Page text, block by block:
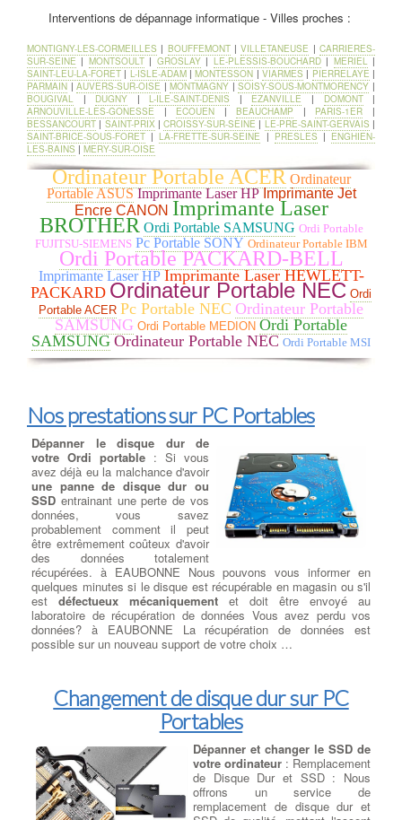
mère. à EAUBONNE Nous rajoutons vos données récupérées
déterminés.
Dépanner ou remplacer votre
carte mère: Elément majeur d'un
PC de bureau à EAUBONNE, sur
laquelle votreprocesseur, carte
graphique, barrette mémoireet
autres composants viennent se
greffer, la carte mère doit répondre
à plusieurs critères selon la
configuration de votre ordinateur à
EAUBONNE et les logiciels installés. Nous devonschoisir la
meilleure carte mère gamerou bureautique pour processeur
Intel ou processeur AMD parmi les plus grandes marques à
EAUBONNE :ASUS, GIGABYTE, MSI. Une bonne carte mère
est celle qui correspond à votre besoin : son format (mini-ITX,
micro-ATX, ou encore ATX), son évolutivité (USB 3.1, USB 3.0,
SATA III, PCI-express 2.0, etc.) ou son prix (de la carte mère
petit prix à la plus haut de gamme).
Remplacer un ventilateur pour
CPU Ventirad:Changement
commencera à émettre d'étranges
bruits de grincement ou des
vibrations en vitesse de pointe.
Parfois, il n'y a aucun
avertissement et un ventilateur s'arrête silencieusement. Si l'un
des ventilateurs s'est arrêté, vérifiez qu'il est connecté. à
EAUBONNE Si le ventilateur est connecté et ne tourne toujours
pas, il doit être remplacé. Le ventilateur d'évacuation est monté à
l'arrière du boîtier pour évacuer l'air chaud. Les ventilateurs
d'extraction peuvent également être montés sur le dessus du
boîtier, tandis que les ventilateurs d'admission sont généralement
montés sur le devant ou sur les côtés. à EAUBONNE Si tous les
ventilateurs de votre système fonctionnent, mais que le système
fonctionne à chaud ou est instable, vous pouvez ajouter d'autres
ventilateurs. Si votre boîtier ne peut plus supporter de
ventilateurs ou devient trop fort, envisagez un refroidissement
liquide .
barettes mémoires
:Ajout
Barrettes Mémoires: Toujours
plus gourmand en ressources, les
logiciels et jeux récents sont de
véritables consommateurs de
mémoire. Pour donner un bon
coup de souffle à votre PC , votre
Mac ou votre PC portable, augmentez la taille de la mémoire
vive de votre ordinateur . à EAUBONNE De la mémoire vive 1
Go à 128 Go de 400 MHz à 4333 MHz, les meilleures barrettes
Interventions de dépannage informatique - Villes proches :
MONTIGNY-LES-CORMEILLES | BOUFFEMONT|VILLETANEUSE |CARRIERES-
SUR-SEINE | MONTSOULT| GROSLAY| LE-PLESSIS-BOUCHARD| MERIEL|
SAINT-LEU-LA-FORET | L-ISLE-ADAM|MONTESSON |VIARMES | PIERRELAYE |
PARMAIN |AUVERS-SUR-OISE |MONTMAGNY |SOISY-SOUS-MONTMORENCY |
BOUGIVAL | DUGNY |L-ILE-SAINT-DENIS | EZANVILLE | DOMONT|
ARNOUVILLE-LES-GONESSE | ECOUEN |BEAUCHAMP | PARIS-1ER |
BESSANCOURT | SAINT-PRIX|CROISSY-SUR-SEINE | LE-PRE-SAINT-GERVAIS |
SAINT-BRICE-SOUS-FORET |LA-FRETTE-SUR-SEINE | PRESLES | ENGHIEN-
LES-BAINS | MERY-SUR-OISE
Ordinateur Portable ACER Ordinateur
Portable ASUS Imprimante Laser HP Imprimante Jet
Encre CANON Imprimante Laser
BROTHER Ordi Portable SAMSUNG Ordi Portable
FUJITSU-SIEMENS Pc Portable SONY Ordinateur Portable IBM
Ordi Portable PACKARD-BELL
Imprimante Laser HP Imprimante Laser HEWLETT-
PACKARD Ordinateur Portable NEC Ordi
Portable ACER Pc Portable NEC Ordinateur Portable
SAMSUNG Ordi Portable MEDION Ordi Portable
SAMSUNG Ordinateur Portable NEC Ordi Portable MSI
Nos prestations sur PC Portables
Dépanner le disque dur de
votre Ordi portable : Si vous
avez déjà eu la malchance d'avoir
une panne de disque dur ou
SSD entrainant une perte de vos
données, vous savez
probablement comment il peut
être extrêmement coûteux d'avoir
des données totalement
récupérées. à EAUBONNE Nous pouvons vous informer en
quelques minutes si le disque est récupérable en magasin ou s'il
est défectueux mécaniquement et doit être envoyé au
laboratoire de récupération de données Vous avez perdu vos
données? à EAUBONNE La récupération de données est
possible sur un nouveau support de votre choix …
Changement de disque dur sur PC
Portables
Dépanner et changer le SSD de
votre ordinateur : Remplacement
de Disque Dur et SSD : Nous
offrons un service de
remplacement de disque dur et